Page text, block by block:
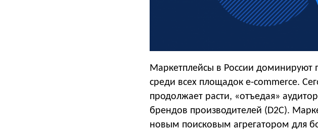
Маркетплейсы в России доминируют
среди всех площадок e-commerce.
продолжает расти, «отъедая»
брендов производителей (D2C).
новым поисковым агрегатором для